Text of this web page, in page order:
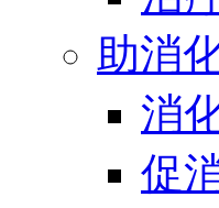
助消
消
促